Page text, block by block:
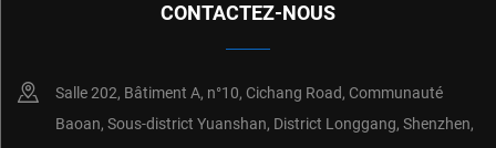
CONTACTEZ-NOUS
Salle 202, Bâtiment A, n°10, Cichang Road, Communauté
Baoan, Sous-district Yuanshan, District Longgang, Shenzhen,